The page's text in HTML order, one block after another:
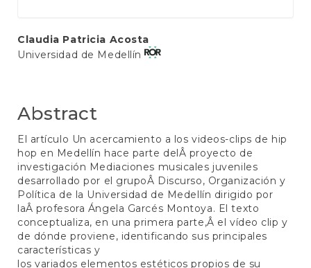
Main
Article
Claudia Patricia Acosta
Universidad de Medellín
Abstract
El artículo Un acercamiento a los videos-clips de hip
hop en Medellín hace parte delÂ proyecto de
investigación Mediaciones musicales juveniles
desarrollado por el grupoÂ Discurso, Organización y
Política de la Universidad de Medellín dirigido por
laÂ profesora Ángela Garcés Montoya. El texto
conceptualiza, en una primera parte,Â el vídeo clip y
de dónde proviene, identificando sus principales
características y
los variados elementos estéticos propios de su